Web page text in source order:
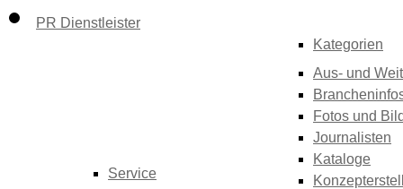
PR Dienstleister
Service
Kategorien
Aus- und
Fotos und
Journalisten
Kataloge